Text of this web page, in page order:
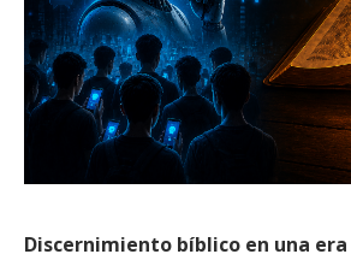
Discernimiento bíblico en una